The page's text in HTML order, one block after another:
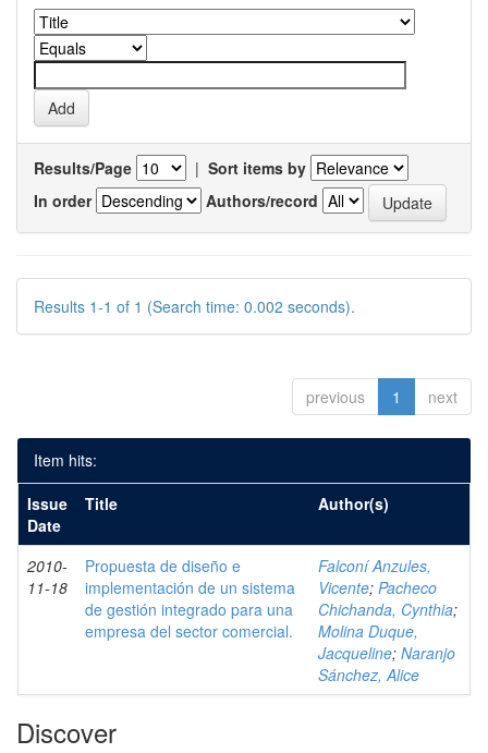
Results/Page | Sort items by
In order
Authors/record
Results 1-1 of 1 (Search time: 0.002 seconds).
previous 1 next
Item hits:
Issue
Date
Title Author(s)
2010-
11-18
Propuesta de diseño e
implementación de un sistema
de gestión integrado para una
empresa del sector comercial.
Falconí Anzules,
Vicente; Pacheco
Chichanda, Cynthia;
Molina Duque,
Jacqueline; Naranjo
Sánchez, Alice
Discover